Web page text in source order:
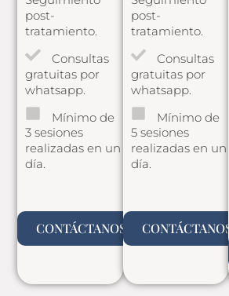
post-
tratamiento.
Consultas
gratuitas por
whatsapp.
Mínimo de
3 sesiones
realizadas en un
día.
CONTÁCTANOS
post-
tratamiento.
Consultas
gratuitas por
whatsapp.
Mínimo de
5 sesiones
realizadas en un
día.
CONTÁCTANOS